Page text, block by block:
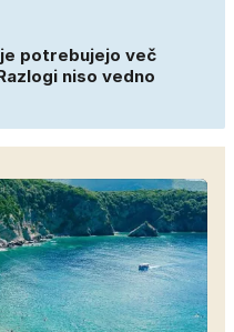
potrebujejo več
niso vedno